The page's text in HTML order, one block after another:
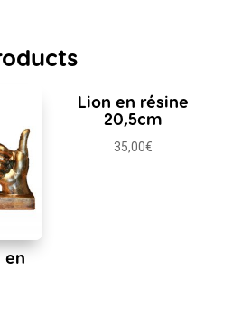
en
Lion en résine
20,5cm
35,00€